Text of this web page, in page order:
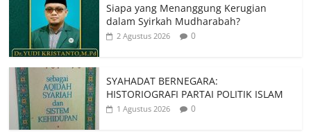
Siapa yang Menanggung Kerugian
dalam Syirkah Mudharabah?
2 Agustus 2026 0
SYAHADAT BERNEGARA:
HISTORIOGRAFI PARTAI POLITIK ISLAM
1 Agustus 2026 0